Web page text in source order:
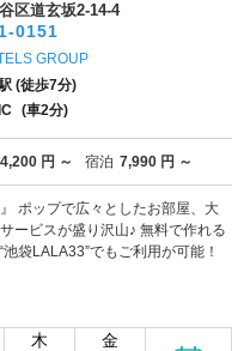
区道玄坂2-14-4
0151
GROUP
(徒歩7分)
(車2分)
4,200 円 ～ 宿泊 7,990 円 ～
ポップで広々としたお部屋、大
ービスが盛り沢山♪ 無料で作れる
袋LALA33”でもご利用が可能！
木 金